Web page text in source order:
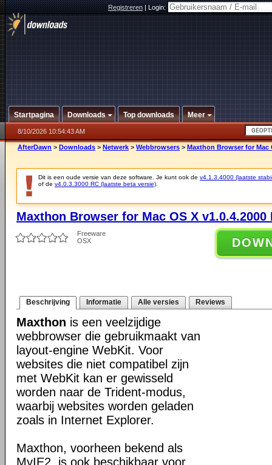
Registreren|Login:
Startpagina Downloads Top downloads Meer
8/10/2026 10:54:43 AM
AfterDawn > Downloads > Netwerk > Webbrowsers > Maxthon Browser for Mac
Dit is een oude versie van deze software. Je kunt ook de v4.1.3.4000 (laatste
of de v4.0.3.3000 RC (laatste beta versie)
Maxthon Browser for Mac OS X v1.0.4.2000
Freeware
OSX
Beschrijving Informatie Alle versies Reviews
Maxthon is een veelzijdige
webbrowser die gebruikmaakt van
layout-engine WebKit. Voor
websites die niet compatibel zijn
met WebKit kan er gewisseld
worden naar de Trident-modus,
waarbij websites worden geladen
zoals in Internet Explorer.
Maxthon, voorheen bekend als
MyIE2, is ook beschikbaar voor